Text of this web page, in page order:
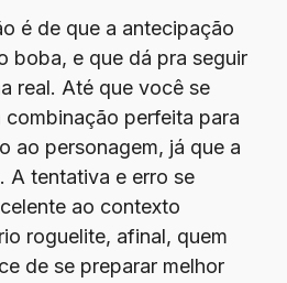
é de que a antecipação
boba, e que dá pra seguir
real. Até que você se
perfeita para
ao personagem, já que a
A tentativa e erro se
ao contexto
roguelite, afinal, quem
de se preparar melhor